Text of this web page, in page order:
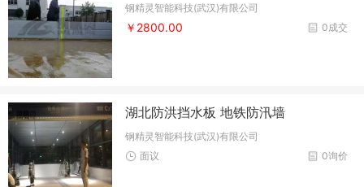
钢精灵智能科技(武汉)有限公司
0成交
￥2800.00
湖北防洪挡水板 地铁防汛墙
钢精灵智能科技(武汉)有限公司
0询价
面议